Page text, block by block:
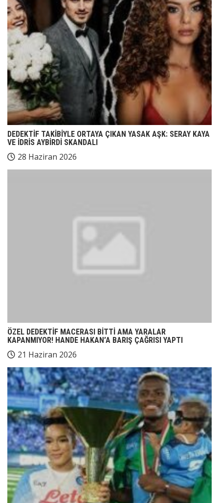
DEDEKTİF TAKİBİYLE ORTAYA ÇIKAN YASAK AŞK: SERAY KAYA
VE İDRİS AYBİRDİ SKANDALI
28 Haziran 2026
ÖZEL DEDEKTİF MACERASI BİTTİ AMA YARALAR
KAPANMIYOR! HANDE HAKAN’A BARIŞ ÇAĞRISI YAPTI
21 Haziran 2026